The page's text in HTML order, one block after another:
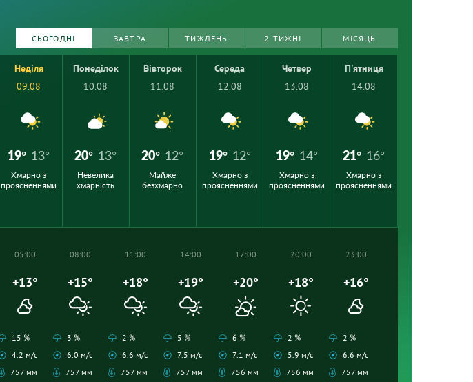
СЬОГОДНІ ЗАВТРА ТИЖДЕНЬ 2 ТИЖНІ МІСЯЦЬ
Неділя
09.08
19° 13°
Хмарно з
проясненнями
Понеділок
10.08
20° 13°
Невелика
хмарність
Вівторок
11.08
20° 12°
Майже
безхмарно
Середа
12.08
19° 12°
Хмарно з
проясненнями
Четвер
13.08
19° 14°
Хмарно з
проясненнями
П'ятниця
14.08
21° 16°
Хмарно з
проясненнями
05:00
+13°
15 %
4.2 м/с
757 мм
08:00
+15°
3 %
6.0 м/с
757 мм
11:00
+18°
2 %
6.6 м/с
757 мм
14:00
+19°
5 %
7.5 м/с
757 мм
17:00
+20°
6 %
7.1 м/с
756 мм
20:00
+18°
2 %
5.9 м/с
756 мм
23:00
+16°
2 %
6.6 м/с
757 мм